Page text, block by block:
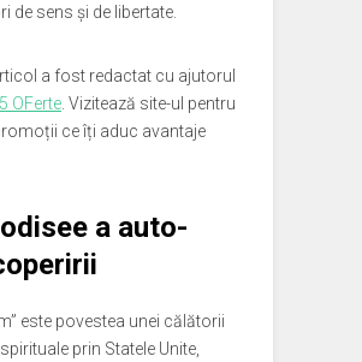
de sens și de libertate.
a fost redactat cu ajutorul
5 OFerte . Vizitează site-ul pentru
ce îți aduc avantaje
a auto-
este povestea unei călătorii
prin Statele Unite,